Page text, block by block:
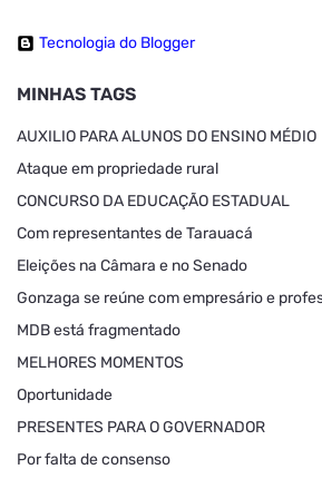
Tecnologia do Blogger
MINHAS TAGS
AUXILIO PARA ALUNOS DO ENSINO MÉDIO
Ataque em propriedade rural
CONCURSO DA EDUCAÇÃO ESTADUAL
Com representantes de Tarauacá
Eleições na Câmara e no Senado
Gonzaga se reúne com empresário e
MDB está fragmentado
MELHORES MOMENTOS
Oportunidade
PRESENTES PARA O GOVERNADOR
Por falta de consenso